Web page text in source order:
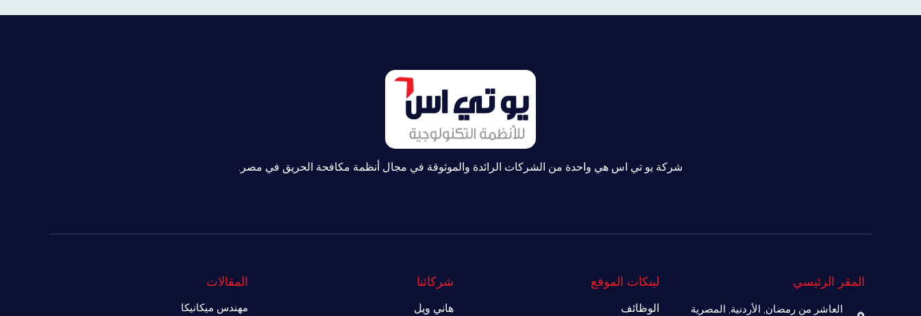
شركة يو تي اس هي واحدة من الشركات الرائدة والموثوقة في مجال أنظمة مكافحة الحريق في مصر.
المقر الرئيسي
العاشر من رمضان, الأردنية, المصرية
لينكات الموقع
الوظائف
شركائنا
هاني ويل
المقالات
مهندس ميكانيكا